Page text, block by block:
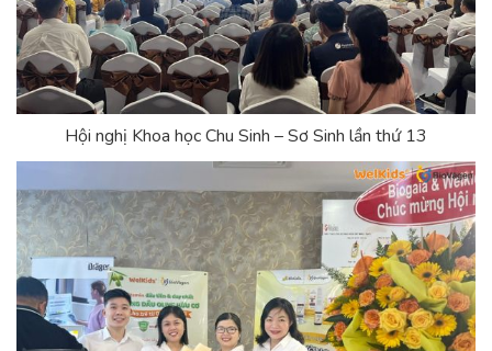
Hội nghị Khoa học Chu Sinh – Sơ Sinh lần thứ 13